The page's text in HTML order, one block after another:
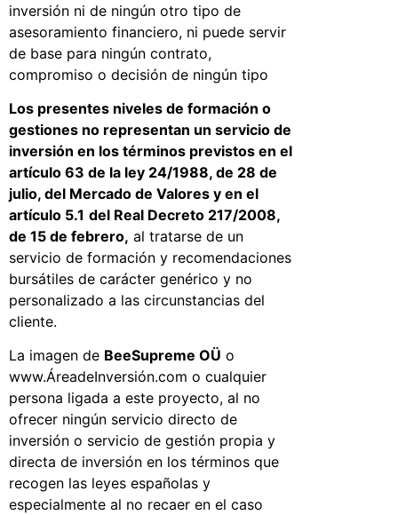
inversión ni de ningún otro tipo de
asesoramiento financiero, ni puede servir
de base para ningún contrato,
compromiso o decisión de ningún tipo
Los presentes niveles de formación o
gestiones no representan un servicio de
inversión en los términos previstos en el
artículo 63 de la ley 24/1988, de 28 de
julio, del Mercado de Valores y en el
artículo 5.1 del Real Decreto 217/2008,
de 15 de febrero, al tratarse de un
servicio de formación y recomendaciones
bursátiles de carácter genérico y no
personalizado a las circunstancias del
cliente.
La imagen de BeeSupreme OÜ o
www.ÁreadeInversión.com o cualquier
persona ligada a este proyecto, al no
ofrecer ningún servicio directo de
inversión o servicio de gestión propia y
directa de inversión en los términos que
recogen las leyes españolas y
especialmente al no recaer en el caso